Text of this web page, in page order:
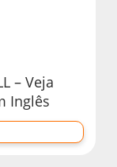
– Veja
Inglês